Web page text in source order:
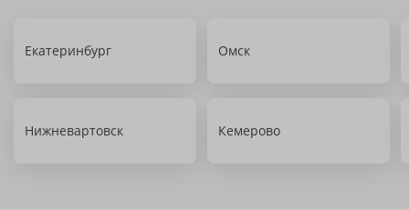
Екатеринбург Омск
Нижневартовск Кемерово